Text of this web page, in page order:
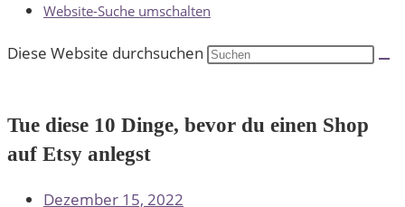
Website-Suche umschalten
Diese Website durchsuchen
Tue diese 10 Dinge, bevor du einen Shop
auf Etsy anlegst
Dezember 15, 2022